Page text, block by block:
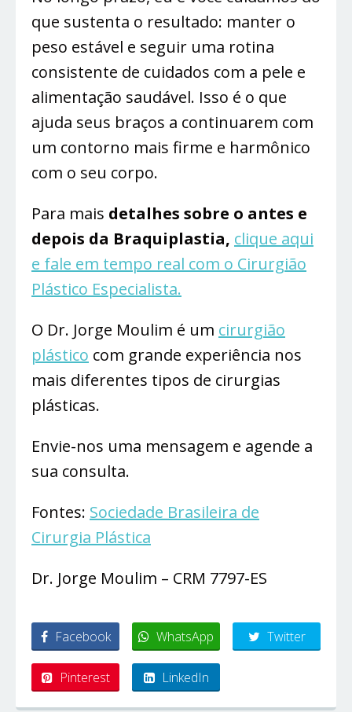
que sustenta o resultado: manter o
peso estável e seguir uma rotina
consistente de cuidados com a pele e
alimentação saudável. Isso é o que
ajuda seus braços a continuarem com
um contorno mais firme e harmônico
com o seu corpo.
Para mais detalhes sobre o antes e
depois da Braquiplastia, clique aqui
e fale em tempo real com o Cirurgião
Plástico Especialista.
O Dr. Jorge Moulim é um cirurgião
plástico com grande experiência nos
mais diferentes tipos de cirurgias
plásticas.
Envie-nos uma mensagem e agende a
sua consulta.
Fontes: Sociedade Brasileira de
Cirurgia Plástica
Dr. Jorge Moulim – CRM 7797-ES
Facebook WhatsApp Twitter
Pinterest LinkedIn